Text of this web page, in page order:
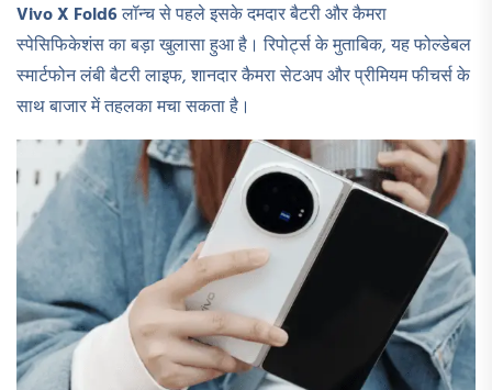
Vivo X Fold6लॉन्च से पहले इसके दमदार बैटरी और कैमरा
स्पेसिफिकेशंस का बड़ा खुलासा हुआ है। रिपोर्ट्स के मुताबिक, यह फोल्डेबल
स्मार्टफोन लंबी बैटरी लाइफ, शानदार कैमरा सेटअप और प्रीमियम फीचर्स के
साथ बाजार में तहलका मचा सकता है।